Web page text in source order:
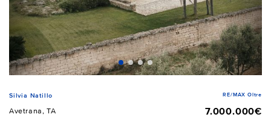
Silvia Natillo RE/MAX Oltre
Avetrana, TA
7.000.000€